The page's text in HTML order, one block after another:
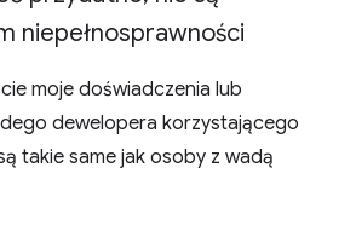
niepełnosprawności
moje doświadczenia lub
dewelopera korzystającego
takie same jak osoby z wadą